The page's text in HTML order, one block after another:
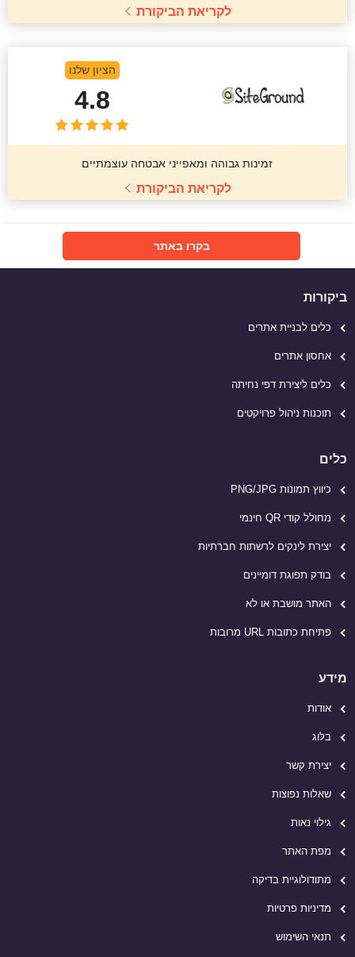
לקריאת הביקורת
הציון שלנו
4.8
זמינות גבוהה ומאפייני אבטחה עוצמתיים
לקריאת הביקורת
בקרו באתר
ביקורות
כלים לבניית אתרים
אחסון אתרים
כלים ליצירת דפי נחיתה
תוכנות ניהול פרויקטים
כלים
כיווץ תמונות PNG/JPG
מחולל קודי QR חינמי
יצירת לינקים לרשתות חברתיות
בודק תפוגת דומיינים
האתר מושבת או לא
פתיחת כתובות URL מרובות
מידע
אודות
בלוג
יצירת קשר
שאלות נפוצות
גילוי נאות
מפת האתר
מתודולוגיית בדיקה
מדיניות פרטיות
תנאי השימוש